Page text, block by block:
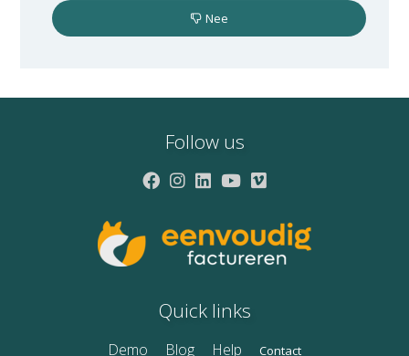
Nee
Follow us
Quick links
Demo Blog Help Contact